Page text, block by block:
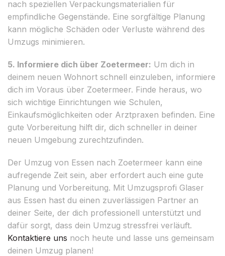
nach speziellen Verpackungsmaterialien für
empfindliche Gegenstände. Eine sorgfältige Planung
kann mögliche Schäden oder Verluste während des
Umzugs minimieren.
5. Informiere dich über Zoetermeer: Um dich in
deinem neuen Wohnort schnell einzuleben, informiere
dich im Voraus über Zoetermeer. Finde heraus, wo
sich wichtige Einrichtungen wie Schulen,
Einkaufsmöglichkeiten oder Arztpraxen befinden. Eine
gute Vorbereitung hilft dir, dich schneller in deiner
neuen Umgebung zurechtzufinden.
Der Umzug von Essen nach Zoetermeer kann eine
aufregende Zeit sein, aber erfordert auch eine gute
Planung und Vorbereitung. Mit Umzugsprofi Glaser
aus Essen hast du einen zuverlässigen Partner an
deiner Seite, der dich professionell unterstützt und
dafür sorgt, dass dein Umzug stressfrei verläuft.
Kontaktiere uns noch heute und lasse uns gemeinsam
deinen Umzug planen!